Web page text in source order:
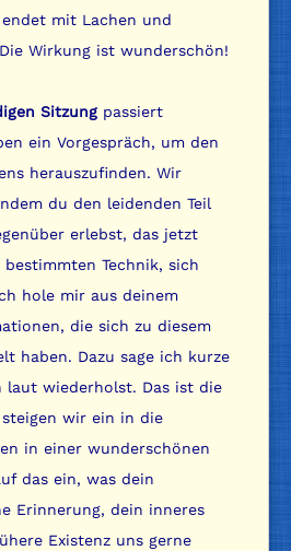
mit Lachen und
Wirkung ist wunderschön!
Sitzung passiert
ein Vorgespräch, um den
herauszufinden. Wir
du den leidenden Teil
erlebst, das jetzt
Technik, sich
hole mir aus deinem
die sich zu diesem
haben. Dazu sage ich kurze
laut wiederholst. Das ist die
wir ein in die
in einer wunderschönen
das ein, was dein
Erinnerung, dein inneres
Existenz uns gerne